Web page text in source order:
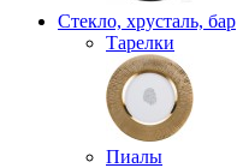
Стекло, хрусталь, бар
Тарелки
Пиалы